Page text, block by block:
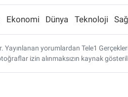
Ekonomi Dünya Teknoloji
yorumlardan Tele1
izin alınmaksızın kaynak